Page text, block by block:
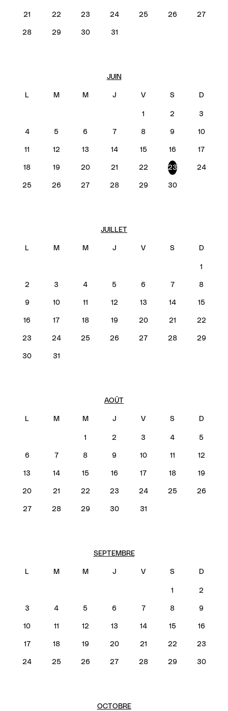
21 22 23 24 25 26 27
28 29 30 31
JUIN
1 2 3
4 5 6 7 8 9 10
11 12 13 14 15 16 17
18 19 20 21 22 23 24
25 26 27 28 29 30
JUILLET
1
2 3 4 5 6 7 8
9 10 11 12 13 14 15
16 17 18 19 20 21 22
23 24 25 26 27 28 29
30 31
AOÛT
1 2 3 4 5
6 7 8 9 10 11 12
13 14 15 16 17 18 19
20 21 22 23 24 25 26
27 28 29 30 31
SEPTEMBRE
1 2
3 4 5 6 7 8 9
10 11 12 13 14 15 16
17 18 19 20 21 22 23
24 25 26 27 28 29 30
OCTOBRE